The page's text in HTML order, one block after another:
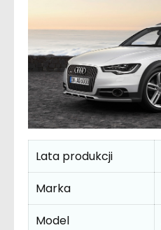
Lata produkcji
Marka
Model